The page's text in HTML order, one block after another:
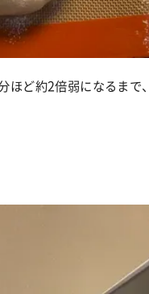
ほど約2倍弱になるまで、